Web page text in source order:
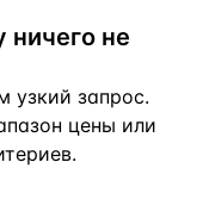
не
запрос.
цены или